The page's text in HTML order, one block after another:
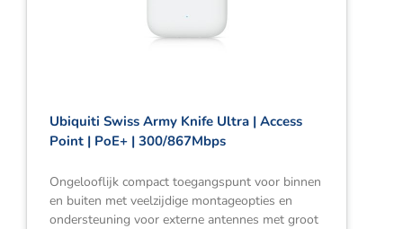
Ubiquiti Swiss Army Knife Ultra | Access
Point | PoE+ | 300/867Mbps
Ongelooflijk compact toegangspunt voor binnen
en buiten met veelzijdige montageopties en
ondersteuning voor externe antennes met groot